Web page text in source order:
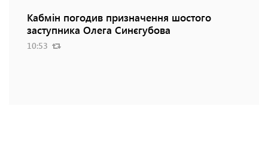
Кабмін погодив призначення шостого
заступника Олега Синєгубова
10:53